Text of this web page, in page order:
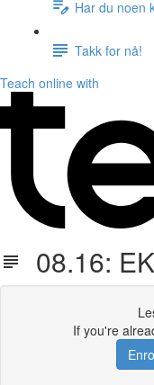
Har du noen
Takk for nå!
Teach online with
08.16:
If you're